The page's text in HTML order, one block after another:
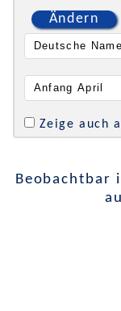
Ändern
Zeige auch
Beobachtbar